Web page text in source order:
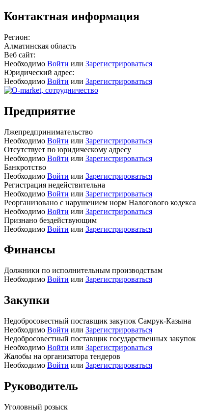
Контактная информация
Регион:
Алматинская область
Веб сайт:
Необходимо Войти или Зарегистрироваться
Юридический адрес:
Необходимо Войти или Зарегистрироваться
Предприятие
Лжепредпринимательство
Необходимо Войти или Зарегистрироваться
Отсутствует по юридическому адресу
Необходимо Войти или Зарегистрироваться
Банкротство
Необходимо Войти или Зарегистрироваться
Регистрация недействительна
Необходимо Войти или Зарегистрироваться
Реорганизовано с нарушением норм Налогового кодекса
Необходимо Войти или Зарегистрироваться
Признано бездействующим
Необходимо Войти или Зарегистрироваться
Финансы
Должники по исполнительным производствам
Необходимо Войти или Зарегистрироваться
Закупки
Недобросовестный поставщик закупок Самрук-Казына
Необходимо Войти или Зарегистрироваться
Недобросовестный поставщик государственных закупок
Необходимо Войти или Зарегистрироваться
Жалобы на организатора тендеров
Необходимо Войти или Зарегистрироваться
Руководитель
Уголовный розыск